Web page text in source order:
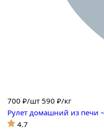
700 ₽/шт 590 ₽/кг
Рулет домашний из печи
4.7